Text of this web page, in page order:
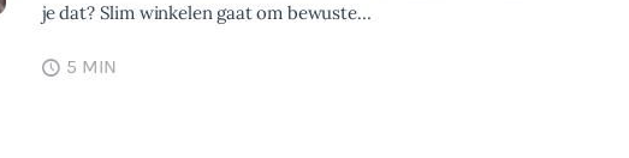
je dat? Slim winkelen gaat om bewuste…
5 MIN